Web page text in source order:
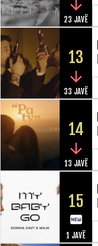
23 JAVË
13
33 JAVË
14
13 JAVË
15
1 JAVË